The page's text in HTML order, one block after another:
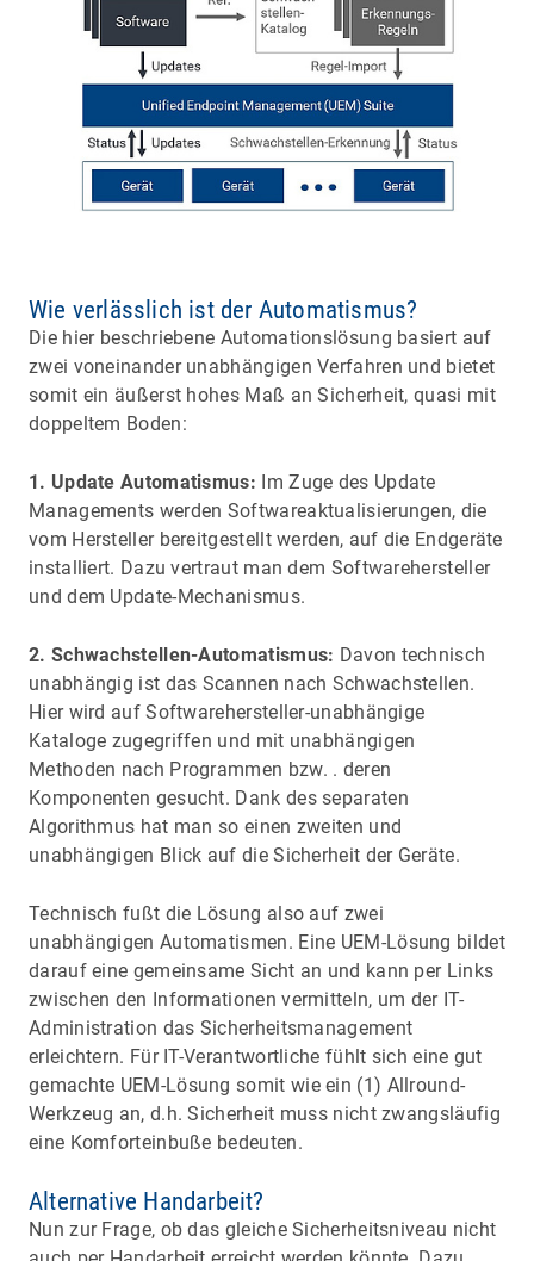
Wie verlässlich ist der Automatismus?
Die hier beschriebene Automationslösung basiert auf
zwei voneinander unabhängigen Verfahren und bietet
somit ein äußerst hohes Maß an Sicherheit, quasi mit
doppeltem Boden:
1. Update Automatismus: Im Zuge des Update
Managements werden Softwareaktualisierungen, die
vom Hersteller bereitgestellt werden, auf die Endgeräte
installiert. Dazu vertraut man dem Softwarehersteller
und dem Update-Mechanismus.
2. Schwachstellen-Automatismus: Davon technisch
unabhängig ist das Scannen nach Schwachstellen.
Hier wird auf Softwarehersteller-unabhängige
Kataloge zugegriffen und mit unabhängigen
Methoden nach Programmen bzw. . deren
Komponenten gesucht. Dank des separaten
Algorithmus hat man so einen zweiten und
unabhängigen Blick auf die Sicherheit der Geräte.
Technisch fußt die Lösung also auf zwei
unabhängigen Automatismen. Eine UEM-Lösung bildet
darauf eine gemeinsame Sicht an und kann per Links
zwischen den Informationen vermitteln, um der IT-
Administration das Sicherheitsmanagement
erleichtern. Für IT-Verantwortliche fühlt sich eine gut
gemachte UEM-Lösung somit wie ein (1) Allround-
Werkzeug an, d.h. Sicherheit muss nicht zwangsläufig
eine Komforteinbuße bedeuten.
Alternative Handarbeit?
Nun zur Frage, ob das gleiche Sicherheitsniveau nicht